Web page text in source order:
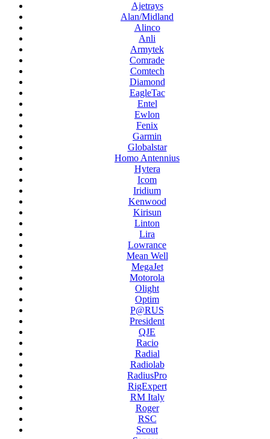
Ajetrays
Alan/Midland
Alinco
Anli
Armytek
Comrade
Comtech
Diamond
EagleTac
Entel
Ewlon
Fenix
Garmin
Globalstar
Homo Antennius
Hytera
Icom
Iridium
Kenwood
Kirisun
Linton
Lira
Lowrance
Mean Well
MegaJet
Motorola
Olight
Optim
P@RUS
President
QJE
Racio
Radial
Radiolab
RadiusPro
RigExpert
RM Italy
Roger
RSC
Scout